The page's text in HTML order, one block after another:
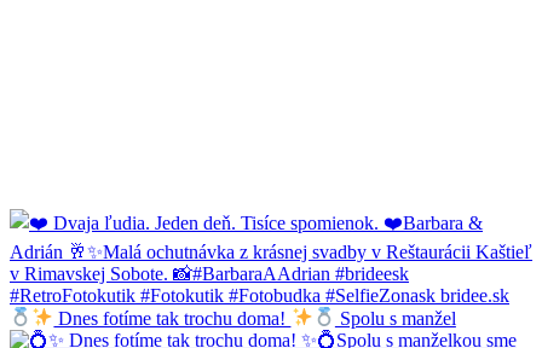
Dnes fotíme tak trochu doma! Spolu s manžel